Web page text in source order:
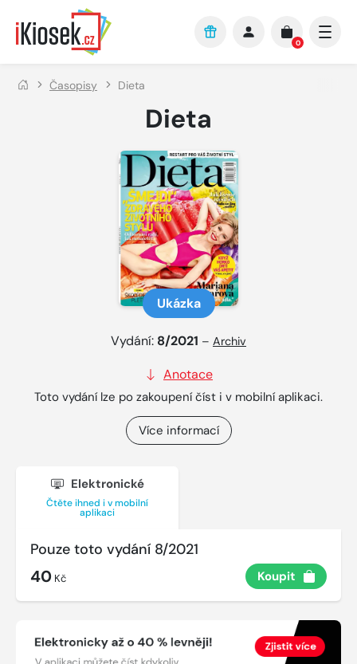
Přejít na hlavní obsah
0
Časopisy Dieta
Dieta
Ukázka
Vydání: 8/2021 – Archiv
Anotace
Toto vydání lze po zakoupení číst i v mobilní aplikaci.
Více informací
Elektronické
Čtěte ihned i v mobilní
aplikaci
Pouze toto vydání 8/2021
40 Kč Koupit